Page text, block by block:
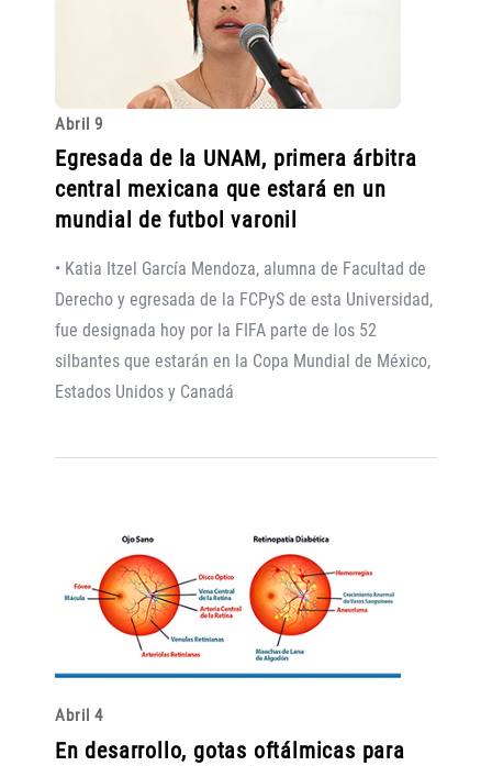
Abril 9
Egresada de la UNAM, primera árbitra
central mexicana que estará en un
mundial de futbol varonil
• Katia Itzel García Mendoza, alumna de Facultad de
Derecho y egresada de la FCPyS de esta Universidad,
fue designada hoy por la FIFA parte de los 52
silbantes que estarán en la Copa Mundial de México,
Estados Unidos y Canadá
Abril 4
En desarrollo, gotas oftálmicas para